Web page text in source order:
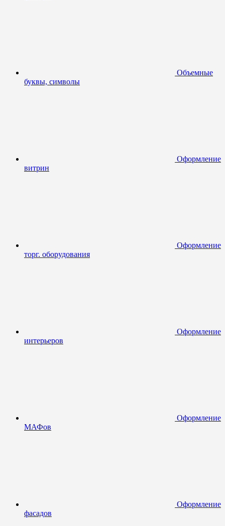
Объемные
буквы, символы
Оформление
витрин
Оформление
торг. оборудования
Оформление
интерьеров
Оформление
МАФов
Оформление
фасадов